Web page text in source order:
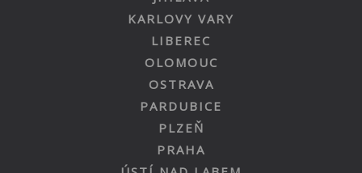
KARLOVY VARY
LIBEREC
OLOMOUC
OSTRAVA
PARDUBICE
PLZEŇ
PRAHA